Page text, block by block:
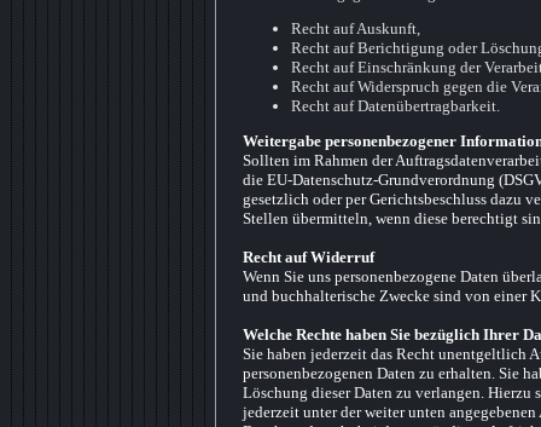
Recht auf Auskunft,
Recht auf Berichtigung oder
Recht auf Einschränkung der
Recht auf Widerspruch gegen die
Recht auf Datenübertragbarkeit.
Weitergabe personenbezogener
Sollten im Rahmen der
die EU-Datenschutz-Grundverordnung
gesetzlich oder per Gerichtsbeschluss dazu
Stellen übermitteln, wenn diese berechtigt
Recht auf Widerruf
Wenn Sie uns personenbezogene Daten
und buchhalterische Zwecke sind von einer
Welche Rechte haben Sie bezüglich Ihrer
Sie haben jederzeit das Recht unentgeltlich
personenbezogenen Daten zu erhalten. Sie
Löschung dieser Daten zu verlangen. Hierzu
jederzeit unter der weiter unten